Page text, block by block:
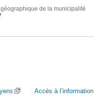
de la municipalité
Accès à l’information